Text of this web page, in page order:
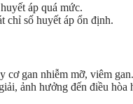
áp quá mức.
chỉ số huyết áp ổn định.
cơ gan nhiễm mỡ, viêm gan.
ảnh hưởng đến điều hòa